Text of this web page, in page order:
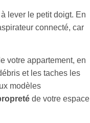
lever le petit doigt. En
connecté, car
votre appartement, en
et les taches les
modèles
de votre espace